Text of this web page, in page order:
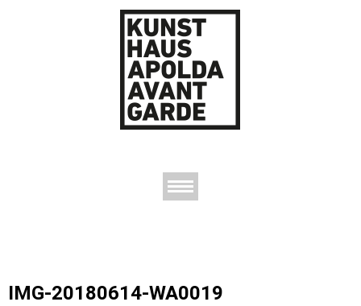
IMG-20180614-WA0019